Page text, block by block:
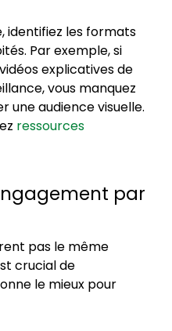
les formats
Par exemple, si
explicatives de
vous manquez
une audience visuelle.
ressources
par
pas le même
crucial de
le mieux pour